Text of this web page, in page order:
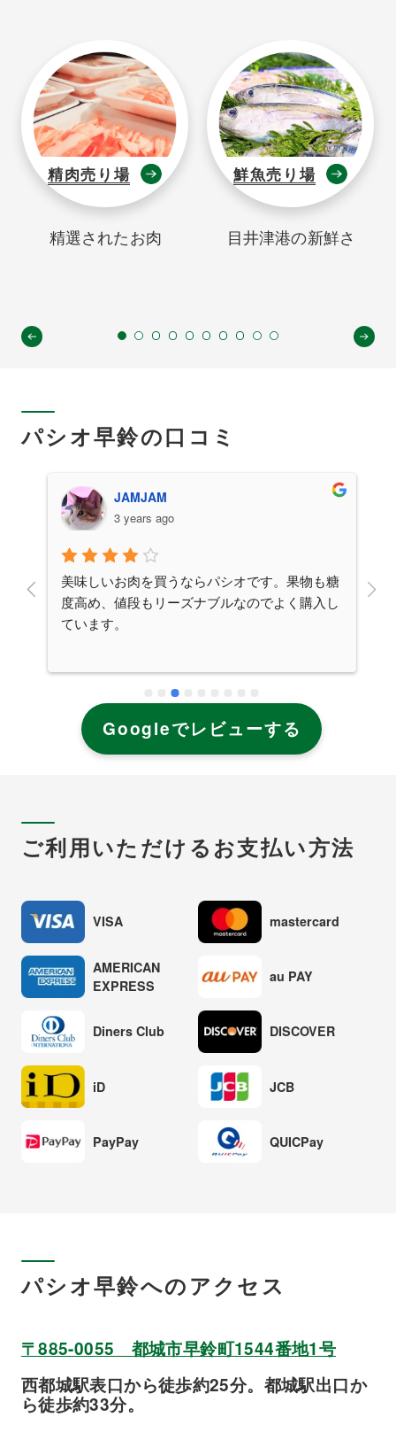
鮮魚売り場
目井津港の新鮮さ
惣菜売り場
食卓を彩る美味しいお
パシオ早鈴の口コミ
JAMJAM
3 years ago
美味しいお肉を買うならパシオです。果物も糖
度高め、値段もリーズナブルなのでよく購入し
ています。
Googleでレビューする
ご利用いただけるお支払い方法
VISA mastercard
AMERICAN
EXPRESS
au PAY
Diners Club DISCOVER
iD JCB
PayPay QUICPay
パシオ早鈴へのアクセス
〒885-0055 都城市早鈴町1544番地1号
西都城駅表口から徒歩約25分。都城駅出口か
ら徒歩約33分。